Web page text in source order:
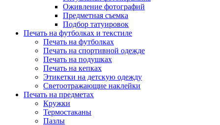
Оживление фотографий
Предметная съемка
Подбор татуировок
Печать на футболках и текстиле
Печать на футболках
Печать на спортивной одежде
Печать на подушках
Печать на кепках
Этикетки на детскую одежду
Светоотражающие наклейки
Печать на предметах
Кружки
Термостаканы
Пазлы